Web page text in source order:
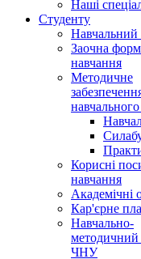
Наші
Студенту
Навчальний
Заочна
навчання
Методичне
Корисні
навчання
Академічні
Кар'єрне
Навчально-
методичний
ЧНУ